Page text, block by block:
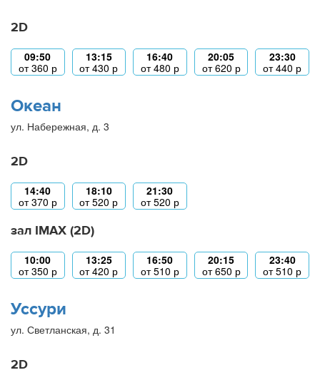
2D
09:50
от360 р
13:15
от430 р
16:40
от480 р
20:05
от620 р
23:30
от440 р
Океан
ул. Набережная, д. 3
2D
14:40
от370 р
18:10
от520 р
21:30
от520 р
зал IMAX (2D)
10:00
от350 р
13:25
от420 р
16:50
от510 р
20:15
от650 р
23:40
от510 р
Уссури
ул. Светланская, д. 31
2D